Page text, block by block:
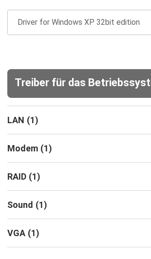
Treiber für das
LAN (1)
Modem (1)
RAID (1)
Sound (1)
VGA (1)